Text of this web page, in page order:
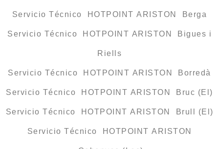
Servicio Técnico HOTPOINT ARISTON Berga
Servicio Técnico HOTPOINT ARISTON Bigues i
Riells
Servicio Técnico HOTPOINT ARISTON Borredà
Servicio Técnico HOTPOINT ARISTON Bruc (El)
Servicio Técnico HOTPOINT ARISTON Brull (El)
Servicio Técnico HOTPOINT ARISTON